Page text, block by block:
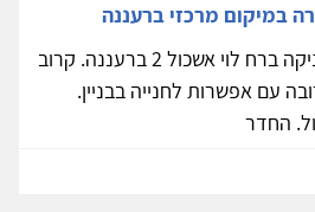
במיקום מרכזי ברעננה
מחפשים שותפ.ה לקליניקה ברח לוי אשכול 2 ברעננה. קרוב
עם אפשרות לחנייה בבניין.
החדר